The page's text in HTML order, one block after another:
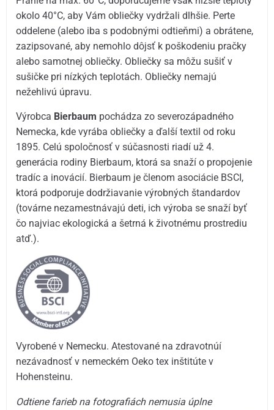
okolo 40°C, aby Vám obliečky vydržali dlhšie. Perte
oddelene (alebo iba s podobnými odtieňmi) a obrátene,
zazipsované, aby nemohlo dôjsť k poškodeniu pračky
alebo samotnej obliečky. Obliečky sa môžu sušiť v
sušičke pri nízkých teplotách. Obliečky nemajú
nežehlivú úpravu.
Výrobca Bierbaum pochádza zo severozápadného
Nemecka, kde vyrába obliečky a ďalší textil od roku
1895. Celú spoločnosť v súčasnosti riadí už 4.
generácia rodiny Bierbaum, ktorá sa snaží o propojenie
tradíc a inovácií. Bierbaum je členom asociácie BSCI,
ktorá podporuje dodržiavanie výrobných štandardov
(továrne nezamestnávajú deti, ich výroba se snaží byť
čo najviac ekologická a šetrná k životnému prostrediu
atď.).
Vyrobené v Nemecku. Atestované na zdravotnúí
nezávadnosť v nemeckém Oeko tex inštitúte v
Hohensteinu.
Odtiene farieb na fotografiách nemusia úplne